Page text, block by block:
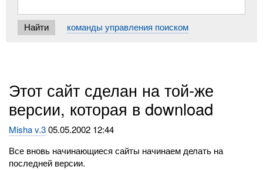
команды управления поиском
Этот сайт сделан на той-же
версии, которая в download
Misha v.305.05.2002 12:44
Все вновь начинающиеся сайты начинаем делать на
последней версии.